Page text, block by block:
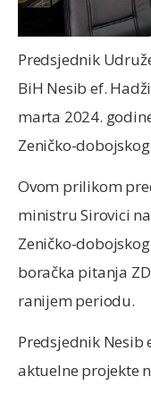
Predsjednik
BiH Nesib ef.
marta 2024.
Zeničko-
Ovom prilikom
ministru Sirovici
Zeničko-
boračka pitanja
ranijem periodu.
Predsjednik Nesib
aktuelne projekte